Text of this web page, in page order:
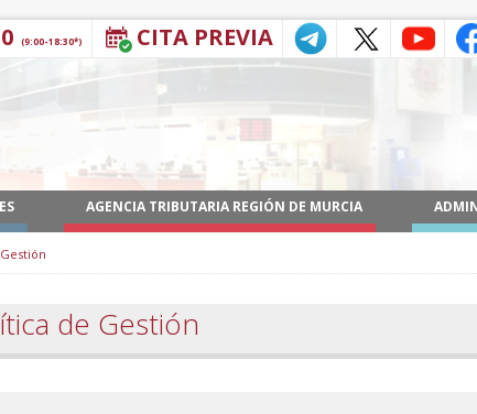
CITA PREVIA
(9:00-18:30*)
AGENCIA TRIBUTARIA REGIÓN DE MURCIA
de Gestión